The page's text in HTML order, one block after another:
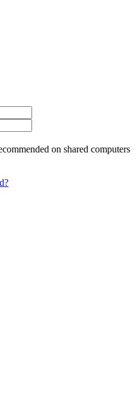
on shared computers